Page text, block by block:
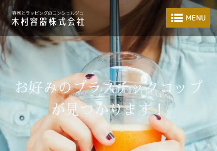
食品包装容器と
港区麻布台にある総合商社